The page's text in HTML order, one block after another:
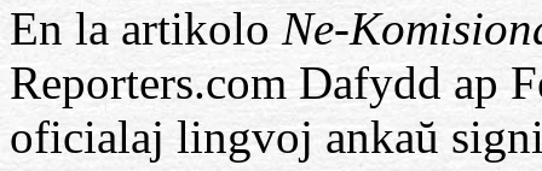
En la artikolo Ne-
Reporters.com Dafydd ap
oficialaj lingvoj ankaŭ